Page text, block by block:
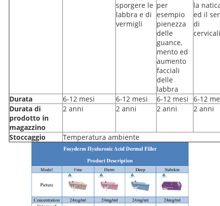
sporgere le
labbra e di
vermigli
per
esempio
pienezza
delle
guance,
mento ed
aumento
facciali
delle
labbra
la
ed il
di
Durata 6-12 mesi 6-12 mesi 6-12 mesi 6-12
Durata di
prodotto in
magazzino
2 anni 2 anni 2 anni 2 anni
Stoccaggio Temperatura ambiente